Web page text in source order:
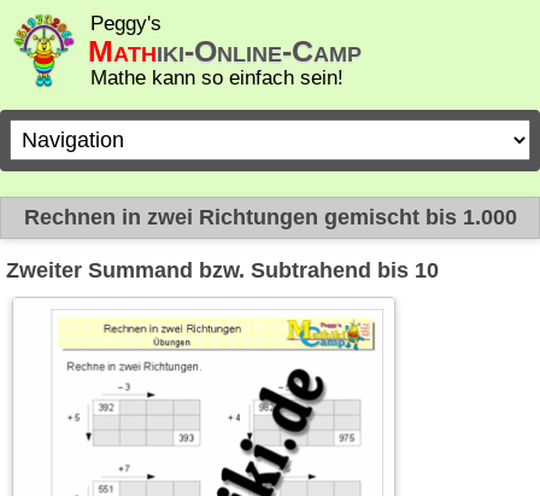
Peggy's
Mathiki-Online-Camp
Mathe kann so einfach sein!
Zielseite
Rechnen in zwei Richtungen gemischt bis 1.000
Zweiter Summand bzw. Subtrahend bis 10